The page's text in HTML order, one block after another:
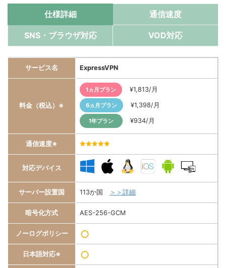
仕様詳細 通信速度
SNS・ブラウザ対応 VOD対応
サービス名 ExpressVPN
料金（税込）※
1ヵ月プラン ¥1,813/月
6ヵ月プラン ¥1,398/月
1年プラン ¥934/月
通信速度※
対応デバイス
サーバー設置国 113か国 ＞＞詳細
暗号化方式 AES-256-GCM
ノーログポリシー ○
日本語対応※ ○